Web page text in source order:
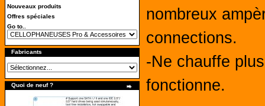
Nouveaux produits
Offres spéciales
Go to..
Fabricants
Quoi de neuf ?
nombreux
connections.
-Ne chauffe
fonctionne.